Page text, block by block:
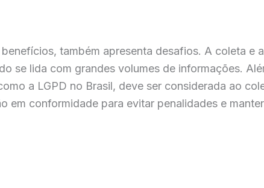
também apresenta desafios. A coleta e
se lida com grandes volumes de informações.
a LGPD no Brasil, deve ser considerada ao
em conformidade para evitar penalidades e